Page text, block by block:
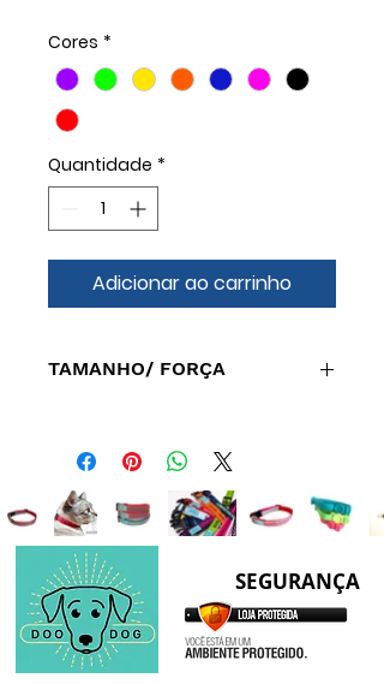
Cores *
Quantidade *
Adicionar ao carrinho
TAMANHO/ FORÇA
SEGURANÇA